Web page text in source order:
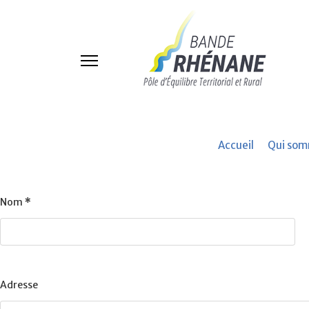
Accueil Qui
Nom *
Adresse